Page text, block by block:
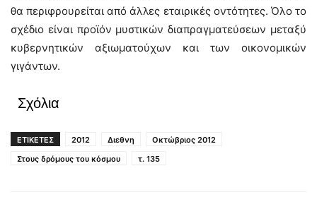
θα περιφρουρείται από άλλες εταιρικές οντότητες. Όλο το
σχέδιο είναι προϊόν μυστικών διαπραγματεύσεων μεταξύ
κυβερνητικών αξιωματούχων και των οικονομικών
γιγάντων.
Σχόλια
ΕΤΙΚΕΤΕΣ 2012 Διεθνη
Οκτώβριος 2012
Στους δρόμους του κόσμου
τ. 135